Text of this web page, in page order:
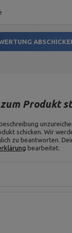
Produkt
schicken. Wir
zu beantworten.
bearbeitet.